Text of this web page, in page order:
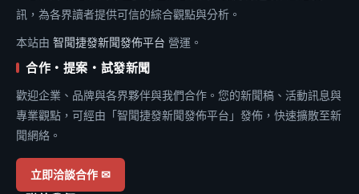
訊，為各界讀者提供可信的綜合觀點與分析。
本站由 智聞捷發新聞發佈平台 營運。
合作・提案・試發新聞
歡迎企業、品牌與各界夥伴與我們合作。您的新聞稿、活動訊息與
專業觀點，可經由「智聞捷發新聞發佈平台」發佈，快速擴散至新
聞網絡。
立即洽談合作 ✉